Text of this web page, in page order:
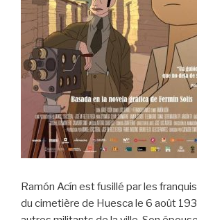
Ramón Acín est fusillé par les
du cimetière de Huesca le 6 août